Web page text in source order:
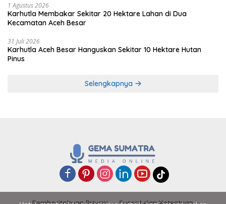
1 Agustus 2026
Karhutla Membakar Sekitar 20 Hektare Lahan di Dua
Kecamatan Aceh Besar
31 Juli 2026
Karhutla Aceh Besar Hanguskan Sekitar 10 Hektare Hutan
Pinus
Selengkapnya